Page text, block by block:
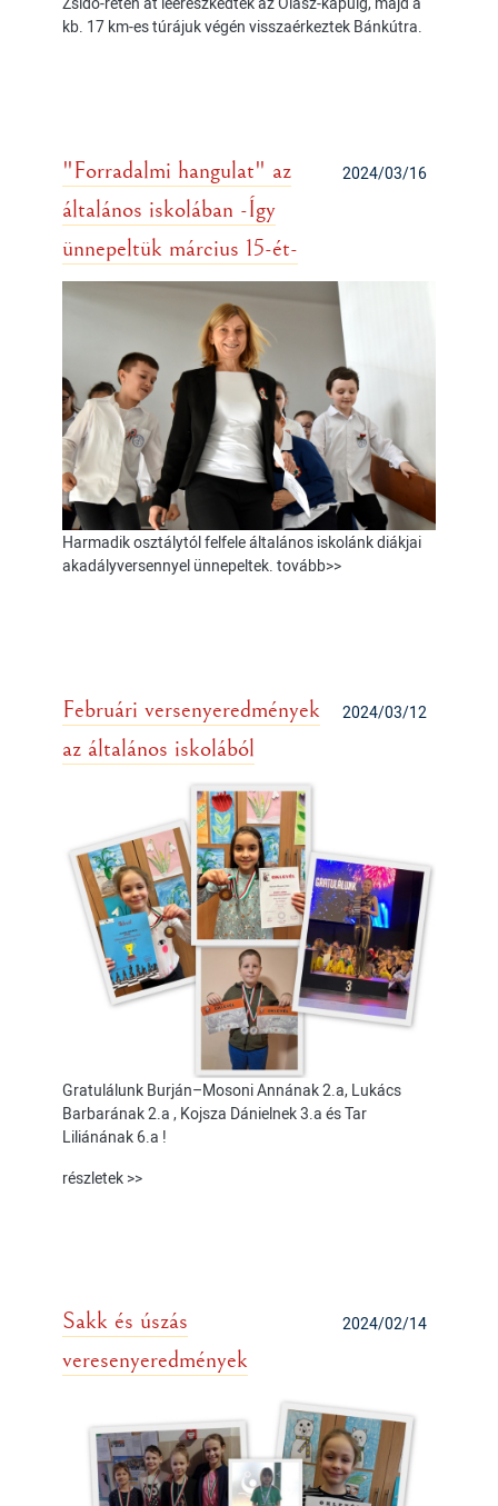
kb. 17 km-es túrájuk végén visszaérkeztek Bánkútra.
2024/03/16
"Forradalmi hangulat" az
általános iskolában -Így
ünnepeltük március 15-ét-
Harmadik osztálytól felfele általános iskolánk diákjai
akadályversennyel ünnepeltek. tovább>>
2024/03/12
Februári versenyeredmények
az általános iskolából
Gratulálunk Burján–Mosoni Annának 2.a, Lukács
Barbarának 2.a , Kojsza Dánielnek 3.a és Tar
Liliánának 6.a !
részletek >>
2024/02/14
Sakk és úszás
veresenyeredmények